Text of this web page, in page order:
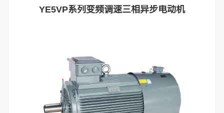
YE5VP系列变频调速三相异步电动机